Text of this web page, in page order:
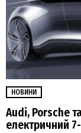
НОВИНИ
Audi, Porsche
електричний